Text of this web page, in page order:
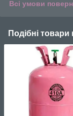
Всі умови
Подібні товари